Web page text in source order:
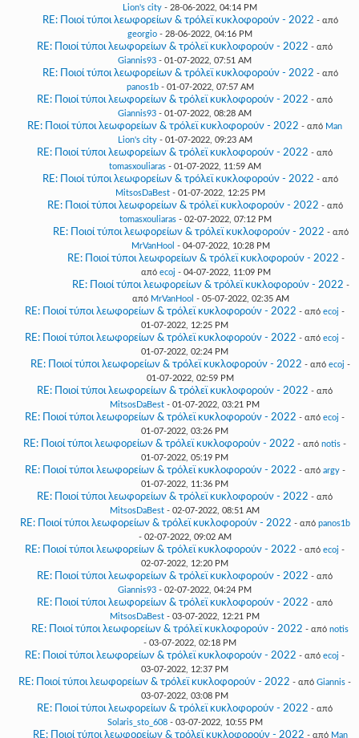
Lion's city - 28-06-2022, 04:14 PM
RE: Ποιοί τύποι λεωφορείων & τρόλεϊ κυκλοφορούν - 2022 - από
georgio - 28-06-2022, 04:16 PM
RE: Ποιοί τύποι λεωφορείων & τρόλεϊ κυκλοφορούν - 2022 - από
Giannis93 - 01-07-2022, 07:51 AM
RE: Ποιοί τύποι λεωφορείων & τρόλεϊ κυκλοφορούν - 2022 - από
panos1b- 01-07-2022, 07:57 AM
RE: Ποιοί τύποι λεωφορείων & τρόλεϊ κυκλοφορούν - 2022 - από
Giannis93 - 01-07-2022, 08:28 AM
RE: Ποιοί τύποι λεωφορείων & τρόλεϊ κυκλοφορούν - 2022 - από Man
Lion's city- 01-07-2022, 09:23 AM
RE: Ποιοί τύποι λεωφορείων & τρόλεϊ κυκλοφορούν - 2022 - από
tomasxouliaras- 01-07-2022, 11:59 AM
RE: Ποιοί τύποι λεωφορείων & τρόλεϊ κυκλοφορούν - 2022 - από
MitsosDaBest- 01-07-2022, 12:25 PM
RE: Ποιοί τύποι λεωφορείων & τρόλεϊ κυκλοφορούν - 2022 - από
tomasxouliaras- 02-07-2022, 07:12 PM
RE: Ποιοί τύποι λεωφορείων & τρόλεϊ κυκλοφορούν - 2022 - από
MrVanHool - 04-07-2022, 10:28 PM
RE: Ποιοί τύποι λεωφορείων & τρόλεϊ κυκλοφορούν - 2022 -
από ecoj - 04-07-2022, 11:09 PM
RE: Ποιοί τύποι λεωφορείων & τρόλεϊ κυκλοφορούν - 2022 -
από MrVanHool - 05-07-2022, 02:35 AM
RE: Ποιοί τύποι λεωφορείων & τρόλεϊ κυκλοφορούν - 2022 - από ecoj -
01-07-2022, 12:25 PM
RE: Ποιοί τύποι λεωφορείων & τρόλεϊ κυκλοφορούν - 2022 - από ecoj -
01-07-2022, 02:24 PM
RE: Ποιοί τύποι λεωφορείων & τρόλεϊ κυκλοφορούν - 2022 - από ecoj -
01-07-2022, 02:59 PM
RE: Ποιοί τύποι λεωφορείων & τρόλεϊ κυκλοφορούν - 2022 - από
MitsosDaBest - 01-07-2022, 03:21 PM
RE: Ποιοί τύποι λεωφορείων & τρόλεϊ κυκλοφορούν - 2022 - από ecoj -
01-07-2022, 03:26 PM
RE: Ποιοί τύποι λεωφορείων & τρόλεϊ κυκλοφορούν - 2022 - από notis -
01-07-2022, 05:19 PM
RE: Ποιοί τύποι λεωφορείων & τρόλεϊ κυκλοφορούν - 2022 - από argy-
01-07-2022, 11:36 PM
RE: Ποιοί τύποι λεωφορείων & τρόλεϊ κυκλοφορούν - 2022 - από
MitsosDaBest - 02-07-2022, 08:51 AM
RE: Ποιοί τύποι λεωφορείων & τρόλεϊ κυκλοφορούν - 2022 - από panos1b
- 02-07-2022, 09:02 AM
RE: Ποιοί τύποι λεωφορείων & τρόλεϊ κυκλοφορούν - 2022 - από ecoj -
02-07-2022, 12:20 PM
RE: Ποιοί τύποι λεωφορείων & τρόλεϊ κυκλοφορούν - 2022 - από
Giannis93 - 02-07-2022, 04:24 PM
RE: Ποιοί τύποι λεωφορείων & τρόλεϊ κυκλοφορούν - 2022 - από
MitsosDaBest - 03-07-2022, 12:21 PM
RE: Ποιοί τύποι λεωφορείων & τρόλεϊ κυκλοφορούν - 2022 - από notis
- 03-07-2022, 02:18 PM
RE: Ποιοί τύποι λεωφορείων & τρόλεϊ κυκλοφορούν - 2022 - από ecoj -
03-07-2022, 12:37 PM
RE: Ποιοί τύποι λεωφορείων & τρόλεϊ κυκλοφορούν - 2022 - από Giannis -
03-07-2022, 03:08 PM
RE: Ποιοί τύποι λεωφορείων & τρόλεϊ κυκλοφορούν - 2022 - από
Solaris_sto_608- 03-07-2022, 10:55 PM
RE: Ποιοί τύποι λεωφορείων & τρόλεϊ κυκλοφορούν - 2022 - από Man